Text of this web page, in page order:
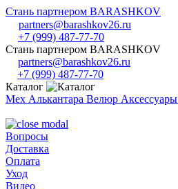
Стань партнером BARASHKOV
partners@barashkov26.ru
+7 (999) 487-77-70
Стань партнером BARASHKOV
partners@barashkov26.ru
+7 (999) 487-77-70
Каталог
Мех Алькантара Велюр Аксессуары
Вопросы
Доставка
Оплата
Уход
Видео